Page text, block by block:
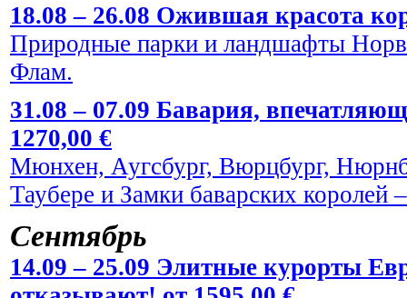
18.08 – 26.08 Ожившая красота
Природные парки и ландшафты
Флам.
31.08 – 07.09 Бавария,
1270,00 €
Мюнхен, Аугсбург, Вюрцбург,
Таубере и Замки баварских
Сентябрь
14.09 – 25.09 Элитные курорты